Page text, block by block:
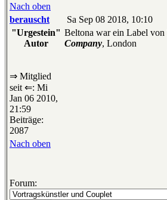
Nach oben
berauscht
Sa Sep 08 2018, 10:10
"Urgestein"
Autor
⇒ Mitglied
seit ⇐: Mi
Jan 06 2010,
21:59
Beiträge:
2087
Beltona war ein Label von
Company, London
Nach oben
Forum: